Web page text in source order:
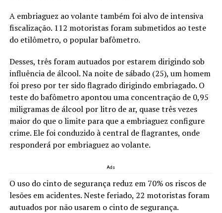
A embriaguez ao volante também foi alvo de intensiva
fiscalização. 112 motoristas foram submetidos ao teste
do etilômetro, o popular bafômetro.
Desses, três foram autuados por estarem dirigindo sob
influência de álcool. Na noite de sábado (25), um homem
foi preso por ter sido flagrado dirigindo embriagado. O
teste do bafômetro apontou uma concentração de 0,95
miligramas de álcool por litro de ar, quase três vezes
maior do que o limite para que a embriaguez configure
crime. Ele foi conduzido à central de flagrantes, onde
responderá por embriaguez ao volante.
Ads
O uso do cinto de segurança reduz em 70% os riscos de
lesões em acidentes. Neste feriado, 22 motoristas foram
autuados por não usarem o cinto de segurança.